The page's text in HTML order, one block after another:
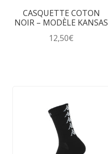
CASQUETTE COTON
NOIR – MODÈLE KANSAS
12,50€